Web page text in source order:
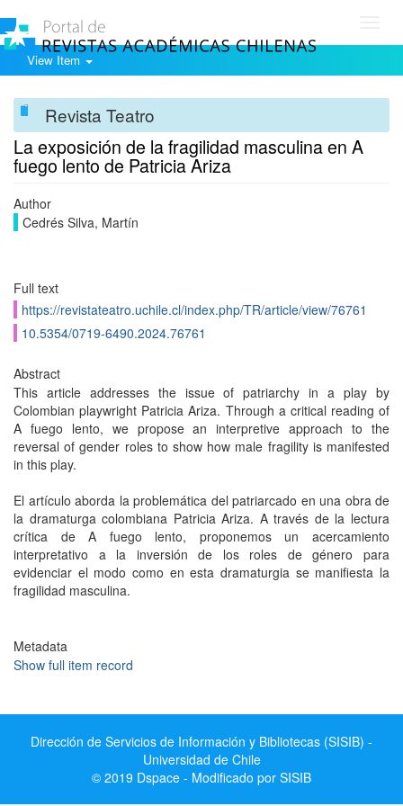
View Item
Revista Teatro
La exposición de la fragilidad masculina en A
fuego lento de Patricia Ariza
Author
Cedrés Silva, Martín
Full text
https://revistateatro.uchile.cl/index.php/TR/article/view/76761
10.5354/0719-6490.2024.76761
Abstract
This article addresses the issue of patriarchy in a play by
Colombian playwright Patricia Ariza. Through a critical reading of
A fuego lento, we propose an interpretive approach to the
reversal of gender roles to show how male fragility is manifested
in this play.
El artículo aborda la problemática del patriarcado en una obra de
la dramaturga colombiana Patricia Ariza. A través de la lectura
crítica de A fuego lento, proponemos un acercamiento
interpretativo a la inversión de los roles de género para
evidenciar el modo como en esta dramaturgia se manifiesta la
fragilidad masculina.
Metadata
Show full item record
Dirección de Servicios de Información y Bibliotecas (SISIB) -
Universidad de Chile
© 2019 Dspace - Modificado por SISIB